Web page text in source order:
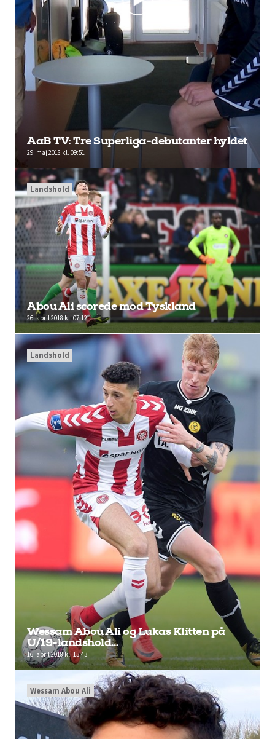
AaB TV: Tre Superliga-debutanter hyldet
29. maj 2018 kl. 09:51
Abou Ali scorede mod Tyskland
26. april 2018 kl. 07:12
Landshold
Wessam Abou Ali og Lukas Klitten på
U/19-landshold…
16. april 2018 kl. 15:43
Landshold
Wessam Abou Ali